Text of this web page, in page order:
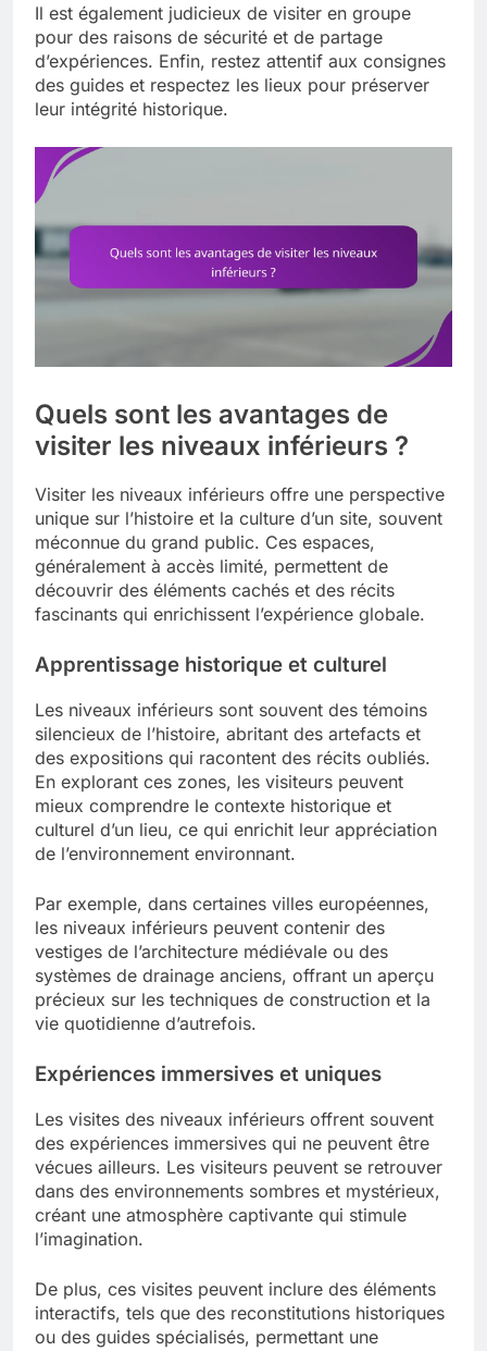
Il est également judicieux de visiter en groupe
pour des raisons de sécurité et de partage
d’expériences. Enfin, restez attentif aux consignes
des guides et respectez les lieux pour préserver
leur intégrité historique.
Quels sont les avantages de
visiter les niveaux inférieurs ?
Visiter les niveaux inférieurs offre une perspective
unique sur l’histoire et la culture d’un site, souvent
méconnue du grand public. Ces espaces,
généralement à accès limité, permettent de
découvrir des éléments cachés et des récits
fascinants qui enrichissent l’expérience globale.
Apprentissage historique et culturel
Les niveaux inférieurs sont souvent des témoins
silencieux de l’histoire, abritant des artefacts et
des expositions qui racontent des récits oubliés.
En explorant ces zones, les visiteurs peuvent
mieux comprendre le contexte historique et
culturel d’un lieu, ce qui enrichit leur appréciation
de l’environnement environnant.
Par exemple, dans certaines villes européennes,
les niveaux inférieurs peuvent contenir des
vestiges de l’architecture médiévale ou des
systèmes de drainage anciens, offrant un aperçu
précieux sur les techniques de construction et la
vie quotidienne d’autrefois.
Expériences immersives et uniques
Les visites des niveaux inférieurs offrent souvent
des expériences immersives qui ne peuvent être
vécues ailleurs. Les visiteurs peuvent se retrouver
dans des environnements sombres et mystérieux,
créant une atmosphère captivante qui stimule
l’imagination.
De plus, ces visites peuvent inclure des éléments
interactifs, tels que des reconstitutions historiques
ou des guides spécialisés, permettant une